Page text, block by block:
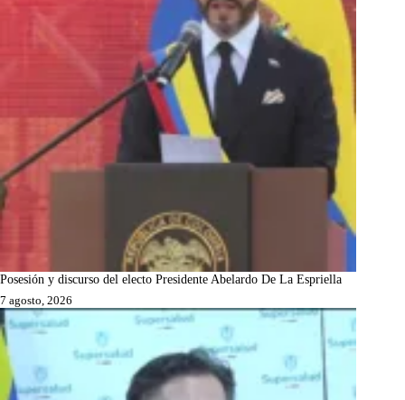
Posesión y discurso del electo Presidente Abelardo De La Espriella
7 agosto, 2026